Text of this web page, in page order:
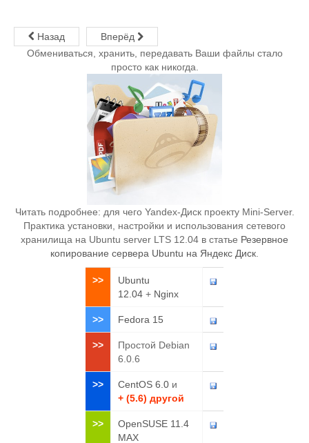
Назад
Вперёд
Обмениваться, хранить, передавать Ваши файлы стало
просто как никогда.
Читать подробнее: для чего Yandex-Диск проекту Mini-Server.
Практика установки, настройки и использования сетевого
хранилища на Ubuntu server LTS 12.04 в статье Резервное
копирование сервера Ubuntu на Яндекс Диск.
>>
Ubuntu
12.04 + Nginx
>> Fedora 15
>>
Простой Debian
6.0.6
>> CentOS 6.0 и
+ (5.6) другой
>>
OpenSUSE 11.4
MAX